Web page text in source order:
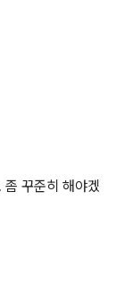
꾸준히 해야겠